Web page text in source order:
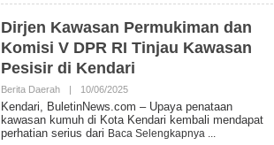
E
I
N
E
S
Dirjen Kawasan Permukiman dan
Komisi V DPR RI Tinjau Kawasan
Pesisir di Kendari
Berita Daerah | 10/06/2025O
E
H
B
Kendari, BuletinNews.com – Upaya penataan
kawasan kumuh di Kota Kendari kembali mendapat
perhatian serius dari Baca Selengkapnya